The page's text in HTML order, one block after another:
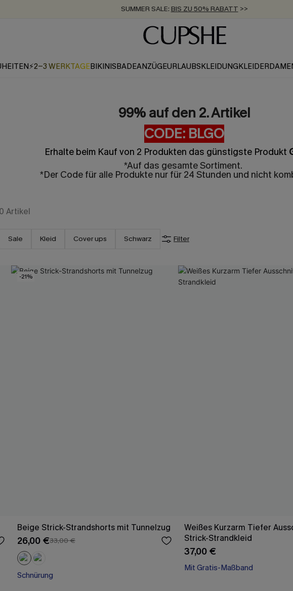
SUMMER SALE: BIS ZU 50% RABATT >>
ZUM NEWSLETTER:BIS ZU -20% EXTRA ERHALTEN
KOSTENLOSER VERSAND AB 89 €
⚡2-3 WERKTAGEBIKINISBADEANZÜGEURLAUBSKLEIDUNGKLEIDER
99% auf den 2. Artikel
CODE: BLGO
Erhalte beim Kauf von 2 Produkten das günstigste Produkt
*Auf das gesamte Sortiment.
*Der Code für alle Produkte nur für 24 Stunden und nicht
Artikel
Sale Kleid Cover ups Schwarz Filter
-21%
Beige Strick-Strandshorts mit Tunnelzug
26,00 €33,00 €
Schnürung
Weißes Kurzarm Tiefer
Strick-Strandkleid
37,00 €
Mit Gratis-Maßband